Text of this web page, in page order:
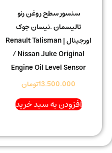
سنسور سطح روغن رنو
تالیسمان .نیسان جوک
اورجینال | Renault Talisman
/ Nissan Juke Original
Engine Oil Level Sensor
13.500.000تومان
افزودن به سبد خرید